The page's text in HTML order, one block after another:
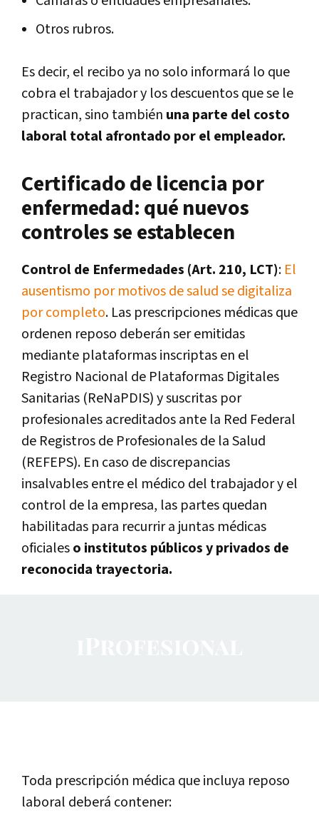
Otros rubros.
Es decir, el recibo ya no solo informará lo que
cobra el trabajador y los descuentos que se le
practican, sino también una parte del costo
laboral total afrontado por el empleador.
Certificado de licencia por
enfermedad: qué nuevos
controles se establecen
Control de Enfermedades (Art. 210, LCT): El
ausentismo por motivos de salud se digitaliza
por completo. Las prescripciones médicas que
ordenen reposo deberán ser emitidas
mediante plataformas inscriptas en el
Registro Nacional de Plataformas Digitales
Sanitarias (ReNaPDIS)y suscritas por
profesionales acreditados ante la Red Federal
de Registros de Profesionales de la Salud
(REFEPS). En caso de discrepancias
insalvables entre el médico del trabajador y el
control de la empresa, las partes quedan
habilitadas para recurrir a juntas médicas
oficialeso institutos públicos y privados de
reconocida trayectoria.
Toda prescripción médica que incluya reposo
laboral deberá contener: